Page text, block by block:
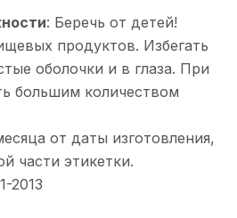
: Беречь от детей!
продуктов. Избегать
оболочки и в глаза. При
большим количеством
от даты изготовления,
части этикетки.
2013